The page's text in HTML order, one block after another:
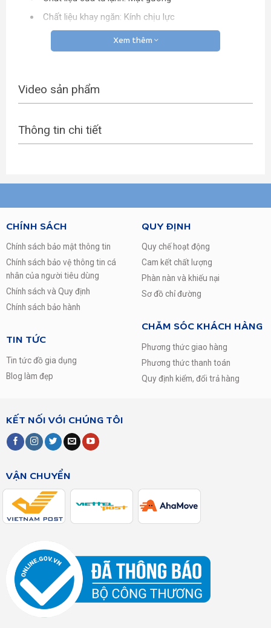
Chất liệu khay ngăn: Kính chịu lực
Kích thước – Khối lượng:Cao 184.8 cm – Rộng 80.3
cm – Sâu 73.9 cm – Nặng 93 kg
Nơi sản xuất: Thái Lan
Năm ra mắt: 2014
TL Dung tích Trên 450 lít
TL Kiểu tủ
TL Giá bán Trên 10 – 20 triệu
TL Hãng Toshiba
Xem thêm
Video sản phẩm
Thông tin chi tiết
CHÍNH SÁCH
Chính sách bảo mật thông tin
Chính sách bảo vệ thông tin cá
nhân của người tiêu dùng
Chính sách và Quy định
Chính sách bảo hành
TIN TỨC
Tin tức đồ gia dụng
Blog làm đẹp
QUY ĐỊNH
Quy chế hoạt động
Cam kết chất lượng
Phàn nàn và khiếu nại
Sơ đồ chỉ đường
CHĂM SÓC KHÁCH HÀNG
Phương thức giao hàng
Phương thức thanh toán
Quy định kiểm, đổi trả hàng
KẾT NỐI VỚI CHÚNG TÔI
VẬN CHUYỂN